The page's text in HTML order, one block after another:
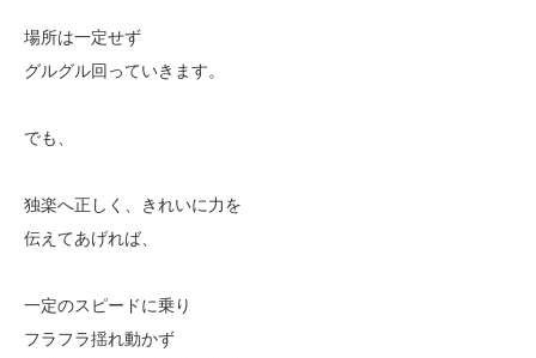
場所は一定せず
グルグル回っていきます。
でも、
独楽へ正しく、きれいに力を
伝えてあげれば、
一定のスピードに乗り
フラフラ揺れ動かず